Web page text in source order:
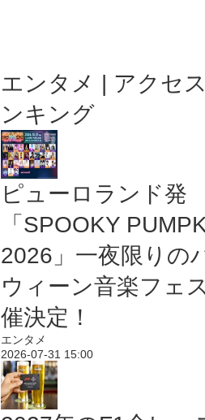
エンタメ | アクセ
ンキング
ピューロランド発
「SPOOKY
2026」一夜限りの
ウィーン音楽フェ
催決定！
エンタメ
2026-07-31 15:00